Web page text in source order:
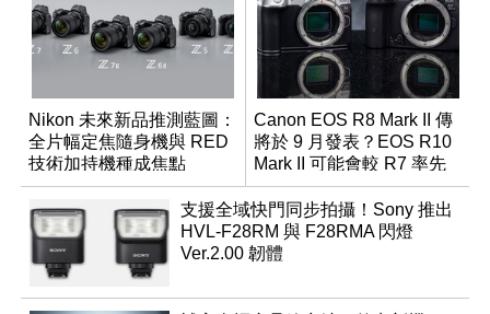
Nikon 未來新品推測藍圖：
全片幅定焦隨身機與 RED
技術加持機種成焦點
Canon EOS R8 Mark II 傳
將於 9 月發表？EOS R10
Mark II 可能會較 R7 率先
推出
支援全域快門同步拍攝！Sony 推出
HVL-F28RM 與 F28RMA 閃燈
Ver.2.00 韌體